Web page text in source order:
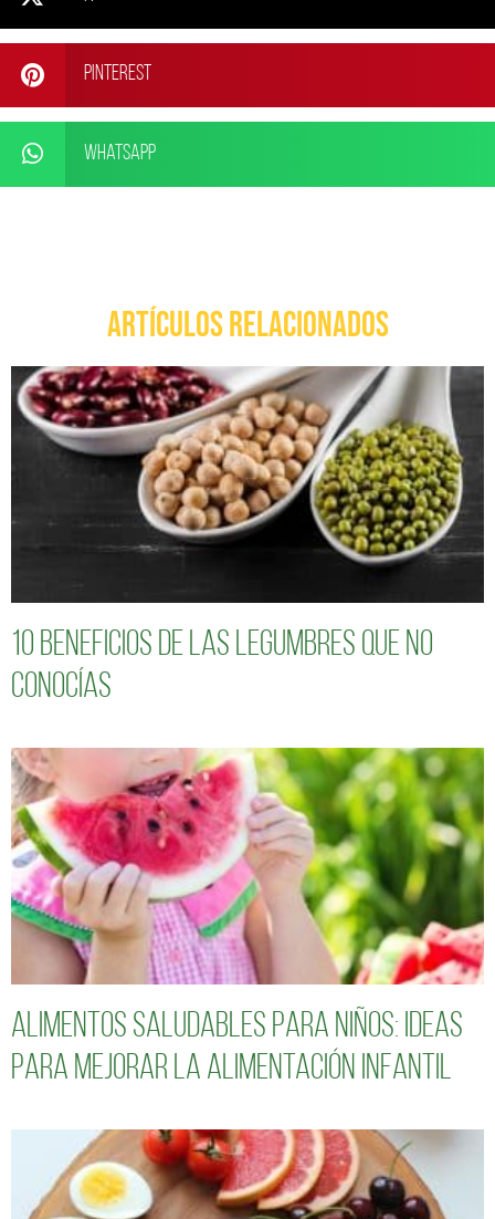
Pinterest
WhatsApp
ARTÍCULOS RELACIONADOS
10 Beneficios de las legumbres que no
conocías
Alimentos saludables para niños: Ideas
para mejorar la alimentación infantil